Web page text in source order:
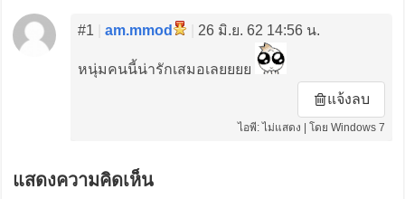
#1 am.mmod 26 มิ.ย. 62 14:56 น.
หนุ่มคนนี้น่ารักเสมอเลยยยย
แจ้งลบ
ไอพี: ไม่แสดง | โดย Windows 7
แสดงความคิดเห็น